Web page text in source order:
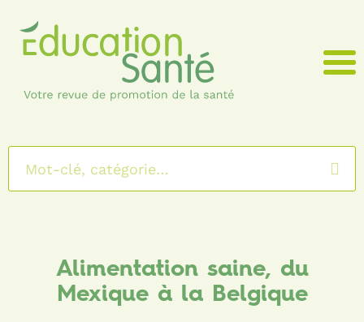
Menu
Alimentation saine, du
Mexique à la Belgique